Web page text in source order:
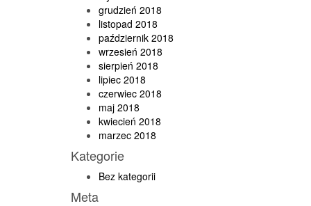
grudzień 2018
listopad 2018
październik 2018
wrzesień 2018
sierpień 2018
lipiec 2018
czerwiec 2018
maj 2018
kwiecień 2018
marzec 2018
Kategorie
Bez kategorii
Meta